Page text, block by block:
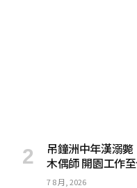
吊鐘洲中年漢溺
木偶師 開園工作
7 8 月, 2026